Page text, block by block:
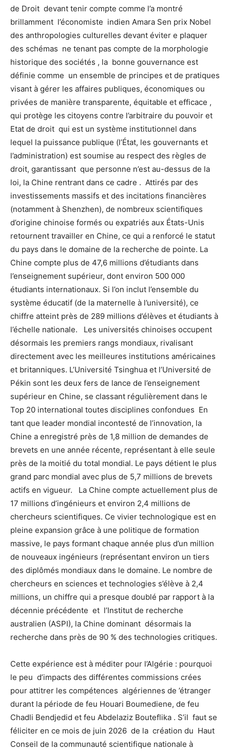
de Droit devant tenir compte comme l’a montré
brillamment l’économiste indien Amara Sen prix Nobel
des anthropologies culturelles devant éviter e plaquer
des schémas ne tenant pas compte de la morphologie
historique des sociétés , la bonne gouvernance est
définie comme un ensemble de principes et de pratiques
visant à gérer les affaires publiques, économiques ou
privées de manière transparente, équitable et efficace ,
qui protège les citoyens contre l’arbitraire du pouvoir et
Etat de droit qui est un système institutionnel dans
lequel la puissance publique (l’État, les gouvernants et
l’administration) est soumise au respect des règles de
droit, garantissant que personne n’est au-dessus de la
loi, la Chine rentrant dans ce cadre . Attirés par des
investissements massifs et des incitations financières
(notamment à Shenzhen), de nombreux scientifiques
d’origine chinoise formés ou expatriés aux États-Unis
retournent travailler en Chine, ce qui a renforcé le statut
du pays dans le domaine de la recherche de pointe. La
Chine compte plus de 47,6 millions d’étudiants dans
l’enseignement supérieur, dont environ 500 000
étudiants internationaux. Si l’on inclut l’ensemble du
système éducatif (de la maternelle à l’université), ce
chiffre atteint près de 289 millions d’élèves et étudiants à
l’échelle nationale. Les universités chinoises occupent
désormais les premiers rangs mondiaux, rivalisant
directement avec les meilleures institutions américaines
et britanniques. L’Université Tsinghua et l’Université de
Pékin sont les deux fers de lance de l’enseignement
supérieur en Chine, se classant régulièrement dans le
Top 20 international toutes disciplines confondues En
tant que leader mondial incontesté de l’innovation, la
Chine a enregistré près de 1,8 million de demandes de
brevets en une année récente, représentant à elle seule
près de la moitié du total mondial. Le pays détient le plus
grand parc mondial avec plus de 5,7 millions de brevets
actifs en vigueur. La Chine compte actuellement plus de
17 millions d’ingénieurs et environ 2,4 millions de
chercheurs scientifiques. Ce vivier technologique est en
pleine expansion grâce à une politique de formation
massive, le pays formant chaque année plus d’un million
de nouveaux ingénieurs (représentant environ un tiers
des diplômés mondiaux dans le domaine. Le nombre de
chercheurs en sciences et technologies s’élève à 2,4
millions, un chiffre qui a presque doublé par rapport à la
décennie précédente et l’Institut de recherche
australien (ASPI), la Chine dominant désormais la
recherche dans près de 90 % des technologies critiques.
Cette expérience est à méditer pour l’Algérie : pourquoi
le peu d’impacts des différentes commissions crées
pour attitrer les compétences algériennes de ’étranger
durant la période de feu Houari Boumediene, de feu
Chadli Bendjedid et feu Abdelaziz Bouteflika . S’il faut se
féliciter en ce mois de juin 2026 de la création du Haut
Conseil de la communauté scientifique nationale à